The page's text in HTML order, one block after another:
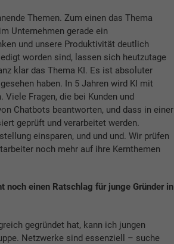
Themen. Zum einen das Thema
Unternehmen gerade ein
und unsere Produktivität deutlich
worden sind, lassen sich heutzutage
klar das Thema KI. Es ist absoluter
haben. In 5 Jahren wird KI mit
Fragen, die bei Kunden und
Chatbots beantworten, und dass in einer
geprüft und verarbeitet werden.
einsparen, und und und. Wir prüfen
noch mehr auf ihre Kernthemen
noch einen Ratschlag für junge Gründer in
gegründet hat, kann ich jungen
Netzwerke sind essenziell – suche